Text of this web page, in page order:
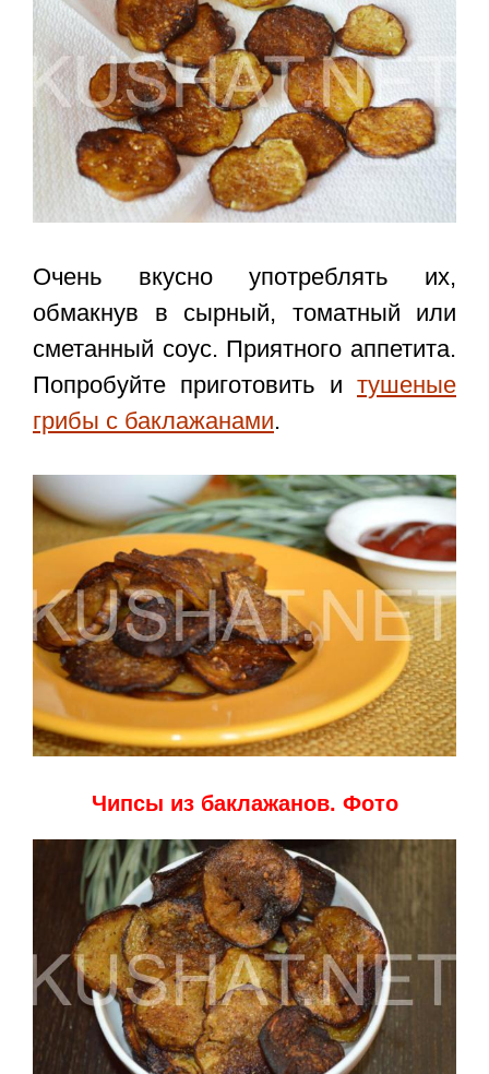
Очень вкусно употреблять их,
обмакнув в сырный, томатный или
сметанный соус. Приятного аппетита.
Попробуйте приготовить и тушеные
грибы с баклажанами.
Чипсы из баклажанов. Фото